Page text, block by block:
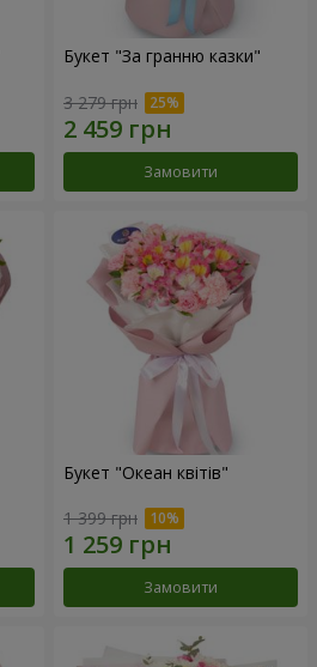
Букет "За гранню казки"
3 279 грн
Замовити
Букет "Океан квітів"
1 399 грн
Замовити